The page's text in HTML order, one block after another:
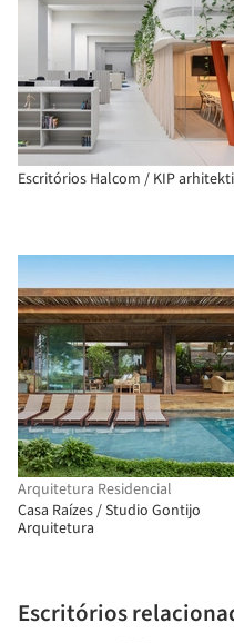
Escritórios Halcom / KIP arhitekti
Arquitetura Residencial
Casa Raízes / Studio Gontijo
Arquitetura
Escritórios